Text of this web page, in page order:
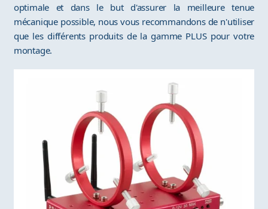
optimale et dans le but d'assurer la meilleure tenue
mécanique possible, nous vous recommandons de n'utiliser
que les différents produits de la gamme PLUS pour votre
montage.